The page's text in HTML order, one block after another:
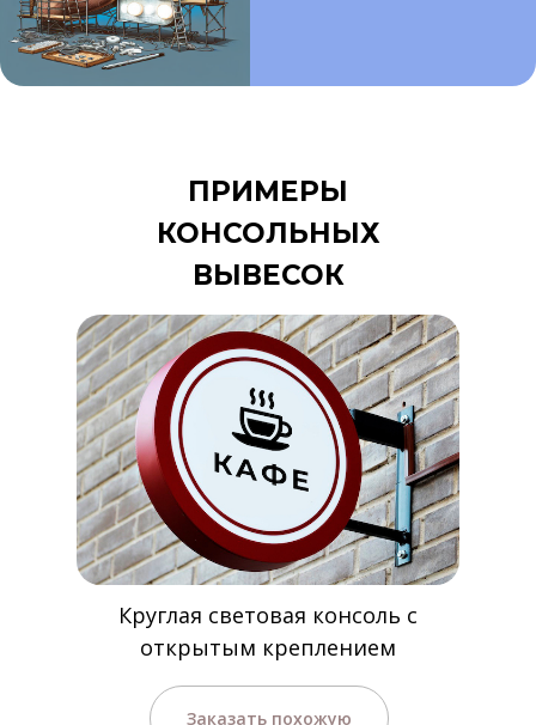
ПРИМЕРЫ
КОНСОЛЬНЫХ
ВЫВЕСОК
Круглая световая консоль с
открытым креплением
Заказать похожую